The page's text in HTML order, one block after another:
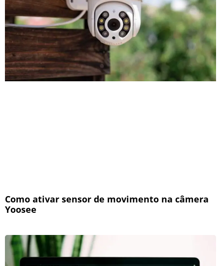
Como ativar sensor de movimento na câmera
Yoosee